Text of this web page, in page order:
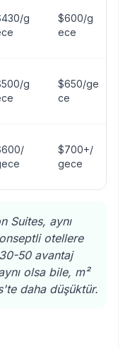
g
$600/g
ece
g
$650/ge
ce
$700+/
gece
Suites, aynı
otellere
50 avantaj
olsa bile, m²
daha düşüktür.